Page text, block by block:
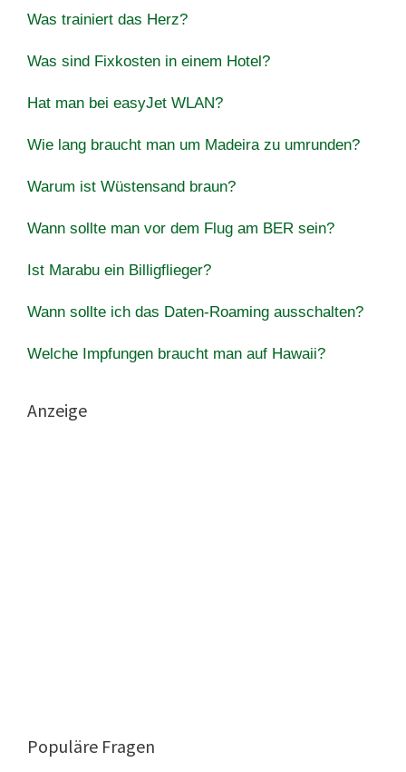
Was trainiert das Herz?
Was sind Fixkosten in einem Hotel?
Hat man bei easyJet WLAN?
Wie lang braucht man um Madeira zu umrunden?
Warum ist Wüstensand braun?
Wann sollte man vor dem Flug am BER sein?
Ist Marabu ein Billigflieger?
Wann sollte ich das Daten-Roaming ausschalten?
Welche Impfungen braucht man auf Hawaii?
Anzeige
Populäre Fragen